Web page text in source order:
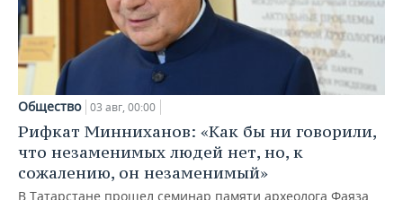
Общество 03 авг, 00:00
Рифкат Минниханов: «Как бы ни говорили,
что незаменимых людей нет, но, к
сожалению, он незаменимый»
В Татарстане прошел семинар памяти археолога Фаяза